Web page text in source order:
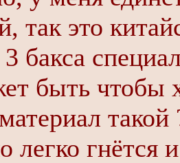
так это
3 бакса
быть чтобы
такой
легко гнётся